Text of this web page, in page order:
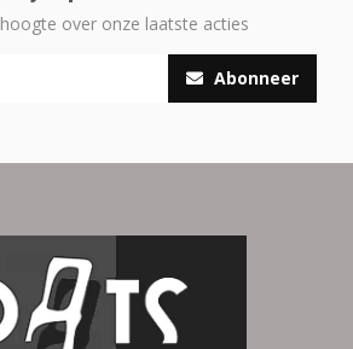
over onze laatste acties
Abonneer